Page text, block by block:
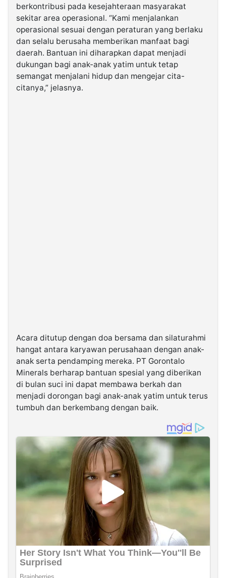
berkontribusi pada kesejahteraan masyarakat
sekitar area operasional. “Kami menjalankan
operasional sesuai dengan peraturan yang berlaku
dan selalu berusaha memberikan manfaat bagi
daerah. Bantuan ini diharapkan dapat menjadi
dukungan bagi anak-anak yatim untuk tetap
semangat menjalani hidup dan mengejar cita-
citanya,” jelasnya.
Acara ditutup dengan doa bersama dan silaturahmi
hangat antara karyawan perusahaan dengan anak-
anak serta pendamping mereka. PT Gorontalo
Minerals berharap bantuan spesial yang diberikan
di bulan suci ini dapat membawa berkah dan
menjadi dorongan bagi anak-anak yatim untuk terus
tumbuh dan berkembang dengan baik.